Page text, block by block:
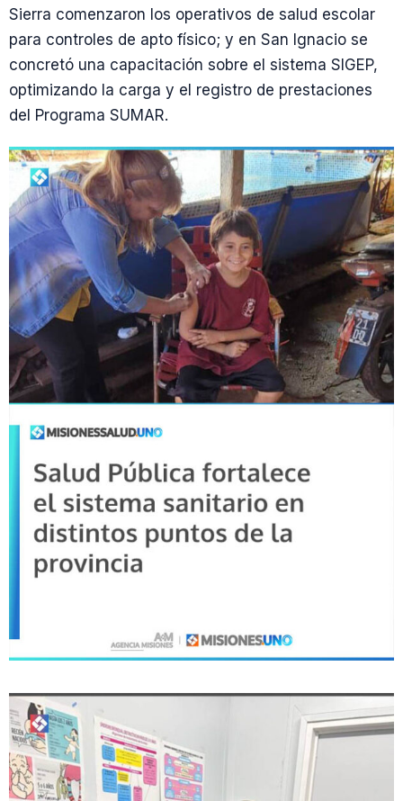
Sierra comenzaron los operativos de salud escolar
para controles de apto físico; y en San Ignacio se
concretó una capacitación sobre el sistema SIGEP,
optimizando la carga y el registro de prestaciones
del Programa SUMAR.